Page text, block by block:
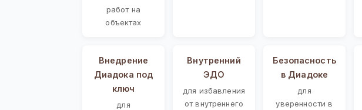
работ на
объектах
Внедрение
Диадока под
ключ
для
Внутренний
ЭДО
для избавления
от внутреннего
Безопасность
в Диадоке
для
уверенности в